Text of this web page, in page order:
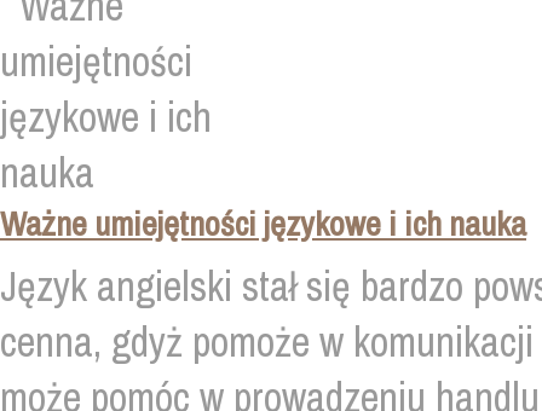
Ważne umiejętności językowe i ich nauka
Język angielski stał się bardzo
cenna, gdyż pomoże w
może pomóc w prowadzeniu